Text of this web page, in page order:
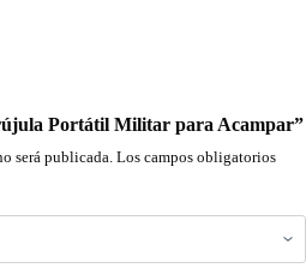
Portátil Militar para Acampar”
será publicada. Los campos obligatorios